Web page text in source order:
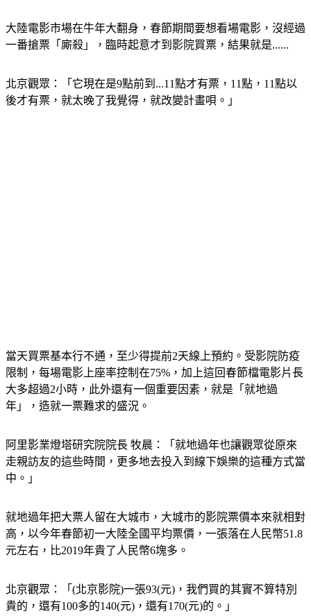
大陸電影市場在牛年大翻身，春節期間要想看場電影，沒經過
一番搶票「廝殺」，臨時起意才到影院買票，結果就是......
北京觀眾：「它現在是9點前到...11點才有票，11點，11點以
後才有票，就太晚了我覺得，就改變計畫唄。」
當天買票基本行不通，至少得提前2天線上預約。受影院防疫
限制，每場電影上座率控制在75%，加上這回春節檔電影片長
大多超過2小時，此外還有一個重要因素，就是「就地過
年」，造就一票難求的盛況。
阿里影業燈塔研究院院長 牧晨：「就地過年也讓觀眾從原來
走親訪友的這些時間，更多地去投入到線下娛樂的這種方式當
中。」
就地過年把大票人留在大城市，大城市的影院票價本來就相對
高，以今年春節初一大陸全國平均票價，一張落在人民幣51.8
元左右，比2019年貴了人民幣6塊多。
北京觀眾：「(北京影院)一張93(元)，我們買的其實不算特別
貴的，還有100多的140(元)，還有170(元)的。」